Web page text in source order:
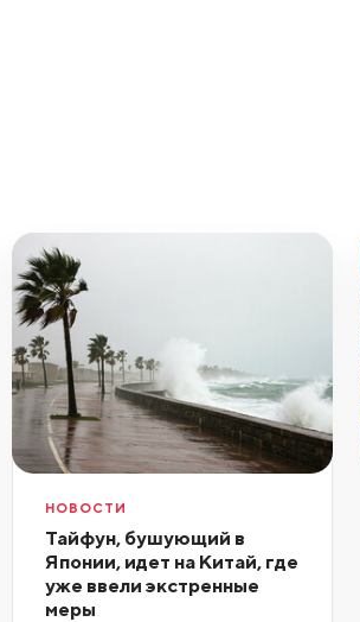
НОВОСТИ
Тайфун, бушующий в
Японии, идет на Китай, где
уже ввели экстренные
меры